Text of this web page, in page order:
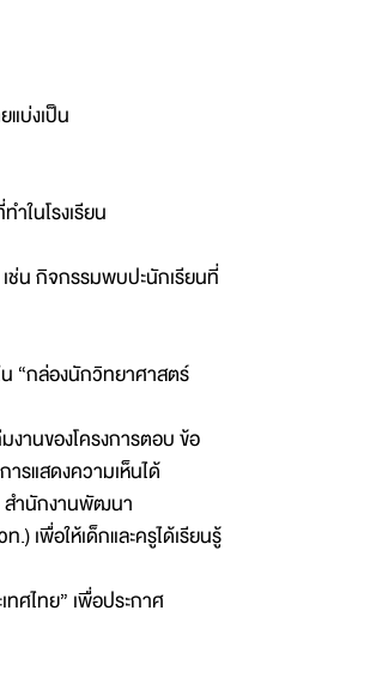
บ่งเป็น
ในโรงเรียน
ช่น กิจกรรมพบปะนักเรียนที่
“กล่องนักวิทยาศาสตร์
านของโครงการตอบ ข้อ
รแสดงความเห็นได้
สำนักงานพัฒนา
เพื่อให้เด็กและครูได้เรียนรู้
ทศไทย” เพื่อประกาศ